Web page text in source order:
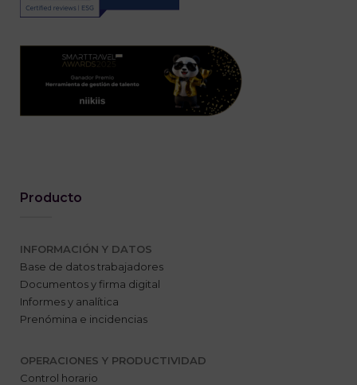
Producto
INFORMACIÓN Y DATOS
Base de datos trabajadores
Documentos y firma digital
Informes y analítica
Prenómina e incidencias
OPERACIONES Y PRODUCTIVIDAD
Control horario